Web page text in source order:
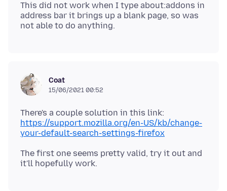
This did not work when I type about:addons in
address bar it brings up a blank page, so was
Coat
15/06/2021 00:52
There's a couple solution in this link:
https://support.mozilla.org/en-US/kb/change-
your-default-search-settings-firefox
The first one seems pretty valid, try it out and